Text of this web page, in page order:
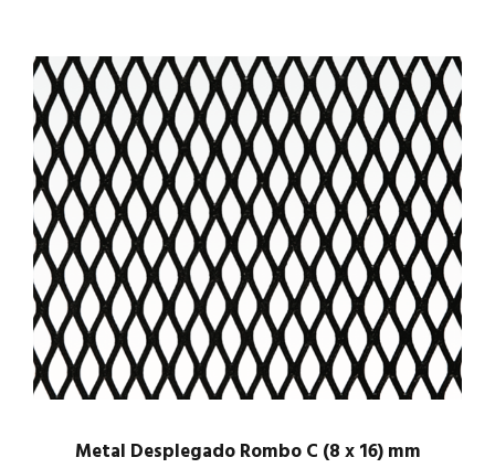
Metal Desplegado Rombo C (8 x 16) mm